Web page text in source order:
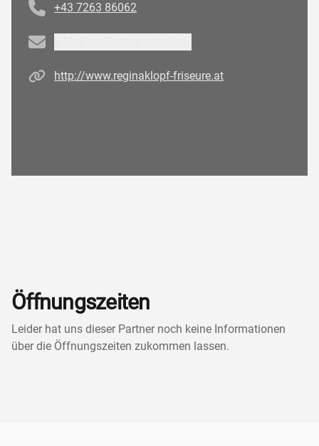
+43 7263 86062
Email
Homepagehttp://www.reginaklopf-friseure.at
Öffnungszeiten
Leider hat uns dieser Partner noch keine Informationen
über die Öffnungszeiten zukommen lassen.